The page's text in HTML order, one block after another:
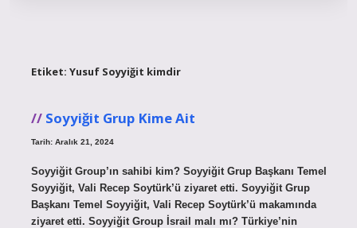
Etiket: Yusuf Soyyiğit kimdir
Soyyiğit Grup Kime Ait
Tarih: Aralık 21, 2024
Soyyiğit Group’ın sahibi kim? Soyyiğit Grup Başkanı Temel
Soyyiğit, Vali Recep Soytürk’ü ziyaret etti. Soyyiğit Grup
Başkanı Temel Soyyiğit, Vali Recep Soytürk’ü makamında
ziyaret etti. Soyyiğit Group İsrail malı mı? Türkiye’nin